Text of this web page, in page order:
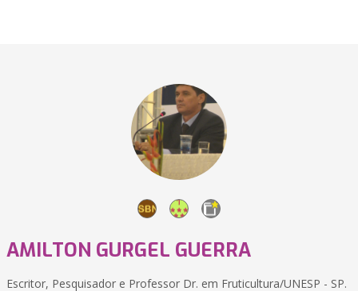
AMILTON GURGEL GUERRA
Escritor, Pesquisador e Professor Dr. em Fruticultura/UNESP - SP.